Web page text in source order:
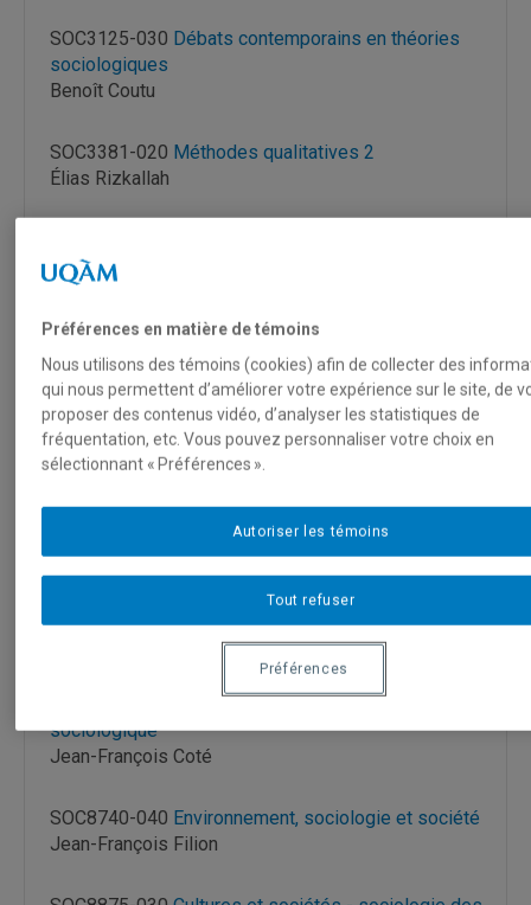
SOC3125-030 Débats contemporains en théories
sociologiques
Benoît Coutu
SOC3381-020 Méthodes qualitatives 2
Élias Rizkallah
Van Troi Tran
SOC8245-010THEORIES SOCIOPOLITIQUES
Frédérick-Guillaume Dufour
SOC850P-040Dynamique des populations
Vissého Adjiwanou
SOC8625-030Méthodologie de la démarche de
Marie-Nathalie LeBlanc
Méthodologie de l'interprétation
sociologique
Jean-François Coté
SOC8740-040 Environnement, sociologie et société
Jean-François Filion
Préférences en matière de témoins
Nous utilisons des témoins (cookies) afin de collecter des
qui nous permettent d’améliorer votre expérience sur le site, de
proposer des contenus vidéo, d’analyser les statistiques de
fréquentation, etc. Vous pouvez personnaliser votre choix en
sélectionnant « Préférences ».
Tout refuser
Autoriser les témoins
Préférences